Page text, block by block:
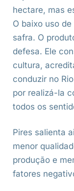
hectare, mas
O baixo uso
safra. O
defesa. Ele
cultura,
conduzir no
por realizá-la
todos os
Pires salienta
menor
produção e
fatores